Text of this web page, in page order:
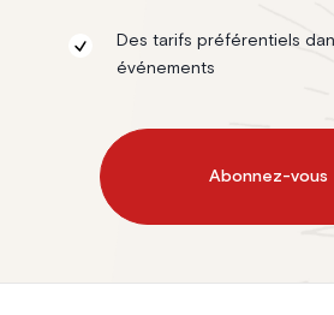
Des tarifs préférentiels
événements
Abonnez-vous